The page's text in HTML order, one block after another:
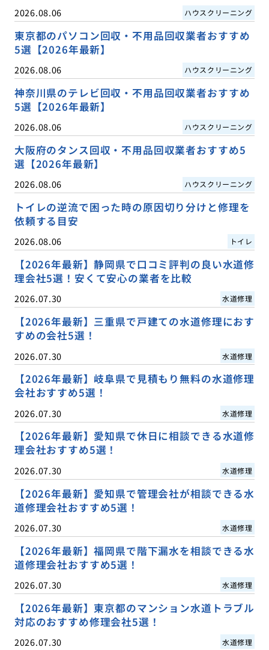
2026.08.06 ハウスクリーニング
東京都のパソコン回収・不用品回収業者おすすめ
5選【2026年最新】
2026.08.06 ハウスクリーニング
神奈川県のテレビ回収・不用品回収業者おすすめ
5選【2026年最新】
2026.08.06 ハウスクリーニング
大阪府のタンス回収・不用品回収業者おすすめ5
選【2026年最新】
2026.08.06 ハウスクリーニング
トイレの逆流で困った時の原因切り分けと修理を
依頼する目安
2026.08.06 トイレ
【2026年最新】静岡県で口コミ評判の良い水道修
理会社5選！安くて安心の業者を比較
2026.07.30 水道修理
【2026年最新】三重県で戸建ての水道修理におす
すめの会社5選！
2026.07.30 水道修理
【2026年最新】岐阜県で見積もり無料の水道修理
会社おすすめ5選！
2026.07.30 水道修理
【2026年最新】愛知県で休日に相談できる水道修
理会社おすすめ5選！
2026.07.30 水道修理
【2026年最新】愛知県で管理会社が相談できる水
道修理会社おすすめ5選！
2026.07.30 水道修理
【2026年最新】福岡県で階下漏水を相談できる水
道修理会社おすすめ5選！
2026.07.30 水道修理
【2026年最新】東京都のマンション水道トラブル
対応のおすすめ修理会社5選！
2026.07.30 水道修理